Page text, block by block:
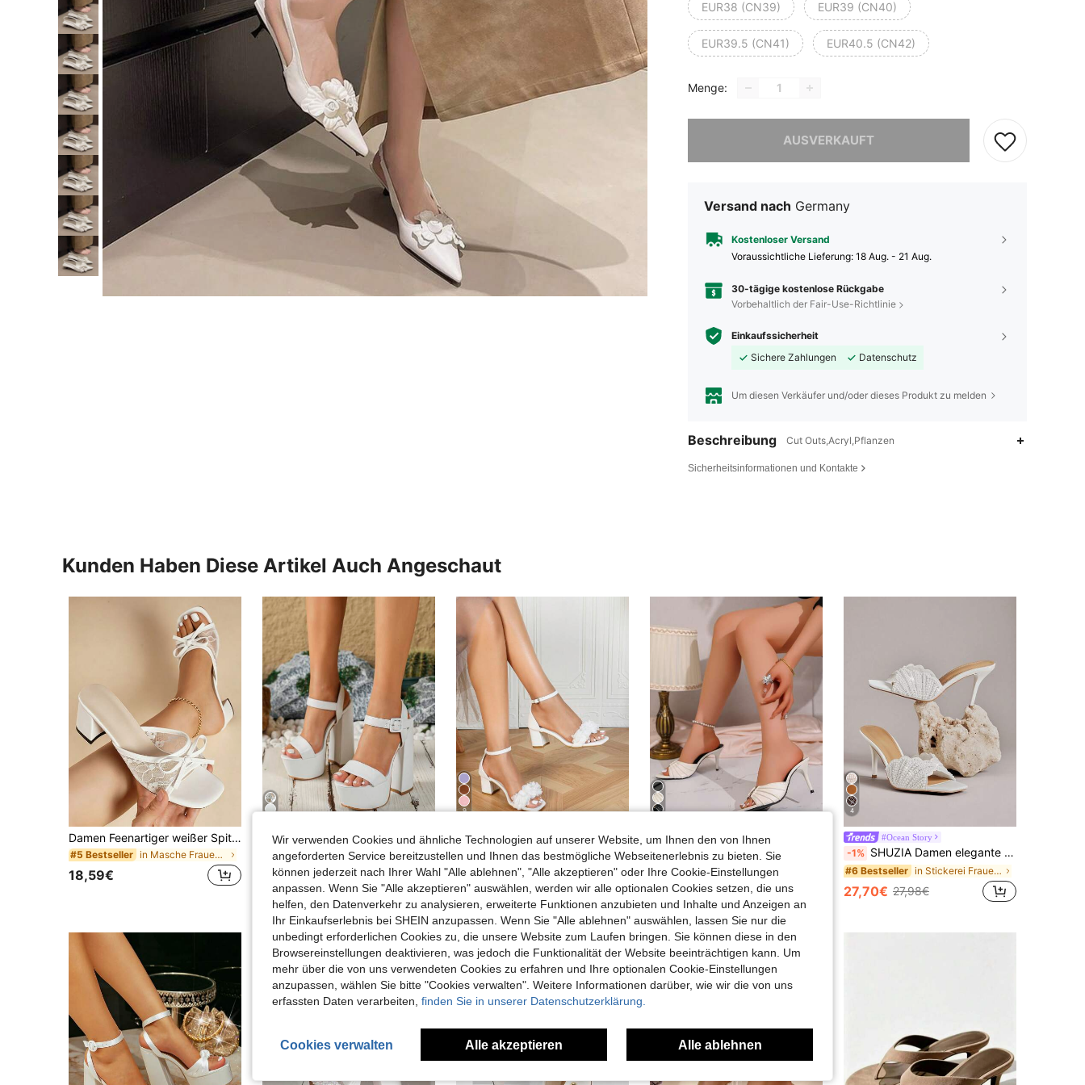
EUR38 (CN39) EUR39 (CN40)
EUR39.5 (CN41) EUR40.5 (CN42)
Menge:
AUSVERKAUFT
Versand nach Germany
Kostenloser Versand
Voraussichtliche Lieferung: 18 Aug. - 21 Aug.
30-tägige kostenlose Rückgabe
Vorbehaltlich der Fair-Use-Richtlinie
Einkaufssicherheit
Sichere Zahlungen
Datenschutz
Um diesen Verkäufer und/oder dieses Produkt zu melden
Beschreibung Cut Outs,Acryl,Pflanzen
Sicherheitsinformationen und Kontakte
Kunden Haben Diese Artikel Auch Angeschaut
Damen Feenartiger weißer Spitze Mesh Quadratische Zehenkappe Klobige Absatz Slide Sandalen mit Schleife, Offene Zehenkappe, geeignet für den täglichen Gebrauch, den Arbeitsweg und Dates
#5 Bestseller in Masche Frauen Sandalen
18,59€
#Cooler Rhythmus
Farbblock Knöchelriemen Sandalen für Frauen, super hohe Absätze & zulaufende Plattformen, weiße Blockabsätze mit Schnallenriemen Detail
36,38€
9
Damen High Heel Sandaletten mit offenem Zehenbereich und Blockabsatz, französisches Design mit Blumendekoration, elegant und modisch, vielseitig einsetzbar, für Frühling und Sommer
(1000+)
25,52€ 25,68€
31 übrig
20,92€
4
#Ocean Story
-1% SHUZIA Damen elegante Perlenstickerei Satin Slip-On Absatz Sandalen
#6 Bestseller in Stickerei Frauen Sandalen
27,70€ 27,98€
Wir verwenden Cookies und ähnliche Technologien auf unserer Website, um Ihnen den von Ihnen
angeforderten Service bereitzustellen und Ihnen das bestmögliche Webseitenerlebnis zu bieten. Sie
können jederzeit nach Ihrer Wahl "Alle ablehnen", "Alle akzeptieren" oder Ihre Cookie-Einstellungen
anpassen. Wenn Sie "Alle akzeptieren" auswählen, werden wir alle optionalen Cookies setzen, die uns
helfen, den Datenverkehr zu analysieren, erweiterte Funktionen anzubieten und Inhalte und Anzeigen an
Ihr Einkaufserlebnis bei SHEIN anzupassen. Wenn Sie "Alle ablehnen" auswählen, lassen Sie nur die
unbedingt erforderlichen Cookies zu, die unsere Website zum Laufen bringen. Sie können diese in den
Browsereinstellungen deaktivieren, was jedoch die Funktionalität der Website beeinträchtigen kann. Um
mehr über die von uns verwendeten Cookies zu erfahren und Ihre optionalen Cookie-Einstellungen
anzupassen, wählen Sie bitte "Cookies verwalten". Weitere Informationen darüber, wie wir die von uns
erfassten Daten verarbeiten, finden Sie in unserer Datenschutzerklärung.
Cookies verwalten Alle akzeptieren Alle ablehnen